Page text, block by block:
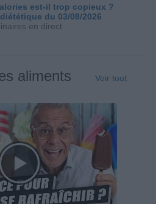
est-il trop copieux ?
du 03/08/2026
en direct
aliments Voir tout